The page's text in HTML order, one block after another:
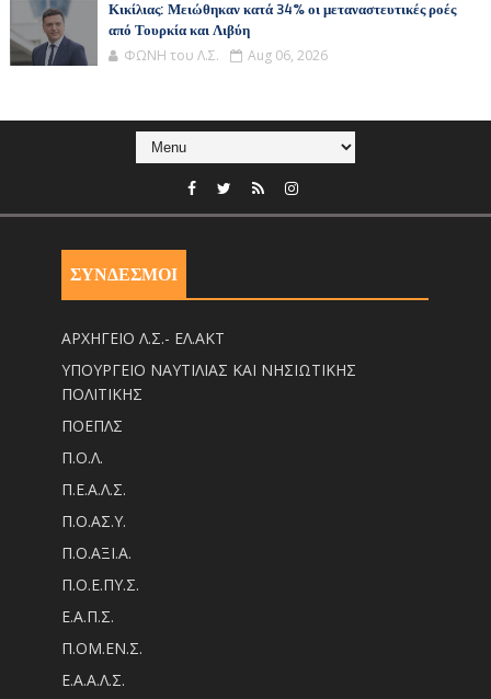
Κικίλιας: Μειώθηκαν κατά 34% οι μεταναστευτικές ροές
από Τουρκία και Λιβύη
ΦΩΝΗ του Λ.Σ. Aug 06, 2026
ΣΥΝΔΕΣΜΟΙ
ΑΡΧΗΓΕΙΟ Λ.Σ.- ΕΛ.ΑΚΤ
ΥΠΟΥΡΓΕΙΟ ΝΑΥΤΙΛΙΑΣ ΚΑΙ ΝΗΣΙΩΤΙΚΗΣ
ΠΟΛΙΤΙΚΗΣ
ΠΟΕΠΛΣ
Π.Ο.Λ.
Π.Ε.Α.Λ.Σ.
Π.Ο.ΑΣ.Υ.
Π.Ο.ΑΞΙ.Α.
Π.Ο.Ε.ΠΥ.Σ.
Ε.Α.Π.Σ.
Π.ΟM.EN.Σ.
Ε.Α.Α.Λ.Σ.